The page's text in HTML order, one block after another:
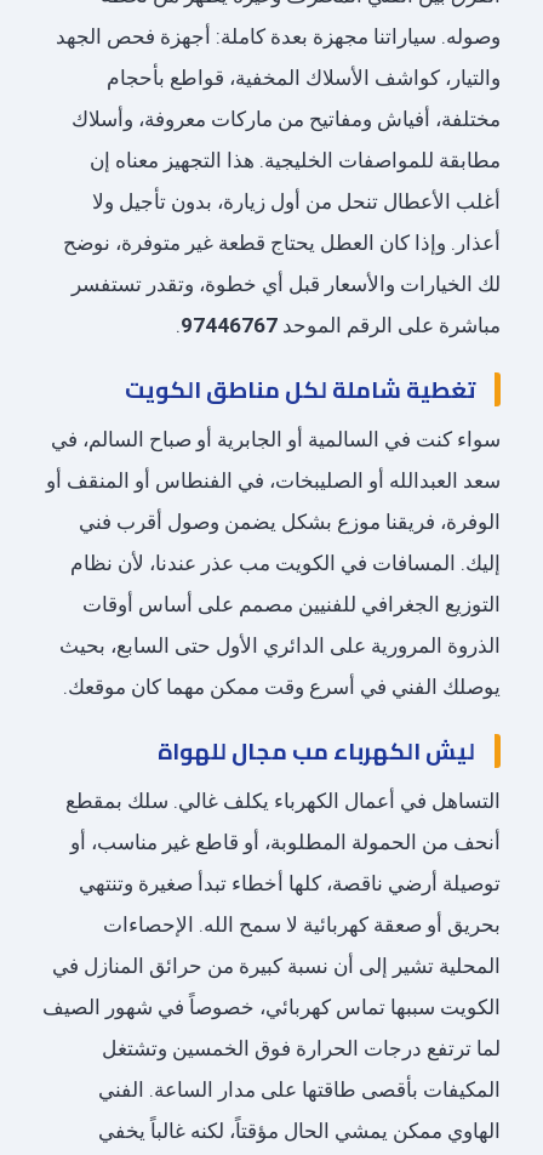
وصوله. سياراتنا مجهزة بعدة كاملة: أجهزة فحص الجهد
والتيار، كواشف الأسلاك المخفية، قواطع بأحجام
مختلفة، أفياش ومفاتيح من ماركات معروفة، وأسلاك
مطابقة للمواصفات الخليجية. هذا التجهيز معناه إن
أغلب الأعطال تنحل من أول زيارة، بدون تأجيل ولا
أعذار. وإذا كان العطل يحتاج قطعة غير متوفرة، نوضح
لك الخيارات والأسعار قبل أي خطوة، وتقدر تستفسر
مباشرة على الرقم الموحد 97446767
.
تغطية شاملة لكل مناطق الكويت
سواء كنت في السالمية أو الجابرية أو صباح السالم، في
سعد العبدالله أو الصليبخات، في الفنطاس أو المنقف أو
الوفرة، فريقنا موزع بشكل يضمن وصول أقرب فني
إليك. المسافات في الكويت مب عذر عندنا، لأن نظام
التوزيع الجغرافي للفنيين مصمم على أساس أوقات
الذروة المرورية على الدائري الأول حتى السابع، بحيث
يوصلك الفني في أسرع وقت ممكن مهما كان موقعك.
ليش الكهرباء مب مجال للهواة
التساهل في أعمال الكهرباء يكلف غالي. سلك بمقطع
أنحف من الحمولة المطلوبة، أو قاطع غير مناسب، أو
توصيلة أرضي ناقصة، كلها أخطاء تبدأ صغيرة وتنتهي
بحريق أو صعقة كهربائية لا سمح الله. الإحصاءات
المحلية تشير إلى أن نسبة كبيرة من حرائق المنازل في
الكويت سببها تماس كهربائي، خصوصاً في شهور الصيف
لما ترتفع درجات الحرارة فوق الخمسين وتشتغل
المكيفات بأقصى طاقتها على مدار الساعة. الفني
الهاوي ممكن يمشي الحال مؤقتاً، لكنه غالباً يخفي